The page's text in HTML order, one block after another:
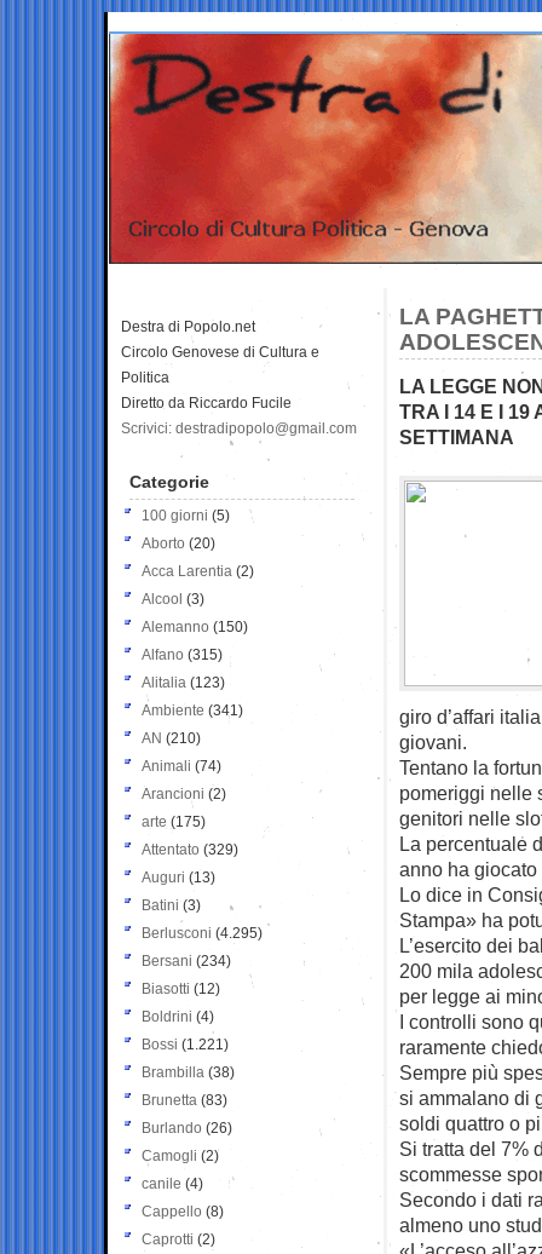
LA
LA LEGGE
TRA I 14 E I 19
SETTIMANA
giro d’affari
giovani.
Tentano la
pomeriggi nelle
genitori nelle
La percentuale
anno ha giocato
Lo dice in
Stampa» ha
L’esercito dei
200 mila
per legge ai
I controlli sono
raramente
Sempre più
si ammalano di
soldi quattro o
Si tratta del 7%
scommesse
Secondo i dati
almeno uno
Destra di Popolo.net
Circolo Genovese di Cultura e
Politica
Diretto da Riccardo Fucile
Scrivici: destradipopolo@gmail.com
Categorie
100 giorni (5)
Aborto (20)
Acca Larentia (2)
Alcool (3)
Alemanno (150)
Alfano (315)
Alitalia (123)
Ambiente (341)
AN (210)
Animali (74)
Arancioni (2)
arte (175)
Attentato (329)
Auguri (13)
Batini (3)
Berlusconi (4.295)
Bersani (234)
Biasotti (12)
Boldrini (4)
Bossi (1.221)
Brambilla (38)
Brunetta (83)
Burlando (26)
Camogli (2)
canile (4)
Cappello (8)
Caprotti (2)